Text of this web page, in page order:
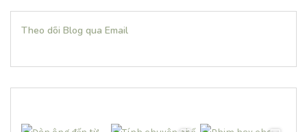
Theo dõi Blog qua Email